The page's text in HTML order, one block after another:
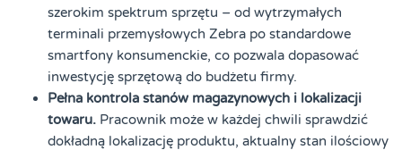
szerokim spektrum sprzętu – od wytrzymałych
terminali przemysłowych Zebra po standardowe
smartfony konsumenckie, co pozwala dopasować
inwestycję sprzętową do budżetu firmy.
Pełna kontrola stanów magazynowych i lokalizacji
towaru. Pracownik może w każdej chwili sprawdzić
dokładną lokalizację produktu, aktualny stan ilościowy